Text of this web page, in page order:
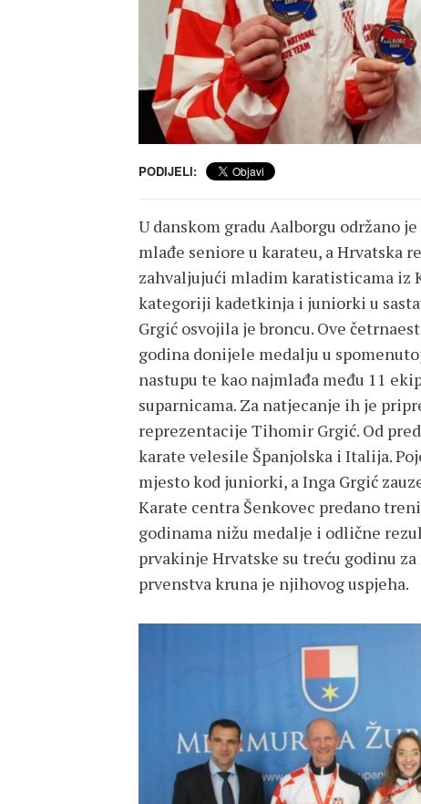
PODIJELI:
U danskom gradu Aalborgu održano
mlađe seniore u karateu, a Hrvatska
zahvaljujući mladim karatisticama iz
kategoriji kadetkinja i juniorki u
Grgić osvojila je broncu. Ove
godina donijele medalju u
nastupu te kao najmlađa među 11
suparnicama. Za natjecanje ih je
reprezentacije Tihomir Grgić. Od
karate velesile Španjolska i Italija.
mjesto kod juniorki, a Inga Grgić
Karate centra Šenkovec predano
godinama nižu medalje i odlične
prvakinje Hrvatske su treću godinu
prvenstva kruna je njihovog uspjeha.